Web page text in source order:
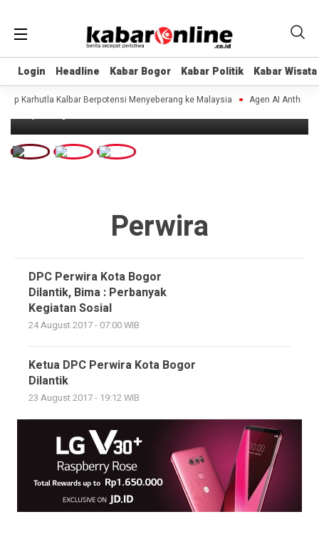
Login Headline Kabar Bogor Kabar Politik Kabar Wisata
Login Headline Kabar Bogor Kabar Politik Kabar Wisata
Karhutla Kalbar Berpotensi Menyeberang ke Malaysia Agen AI Anthropic
Headline
Ketua DPC Perwira Kota Bogor Dilantik
Perwira
DPC Perwira Kota Bogor
Dilantik, Bima : Perbanyak
Kegiatan Sosial
24 August 2017 - 07:00 WIB
Ketua DPC Perwira Kota Bogor
Dilantik
23 August 2017 - 19:12 WIB